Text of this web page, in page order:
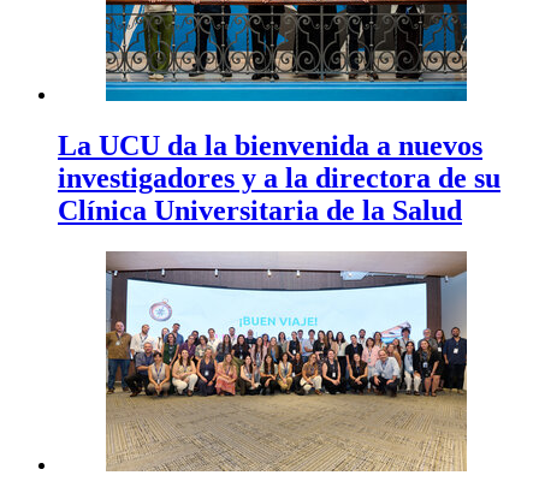
La UCU da la bienvenida a nuevos
investigadores y a la directora de su
Clínica Universitaria de la Salud